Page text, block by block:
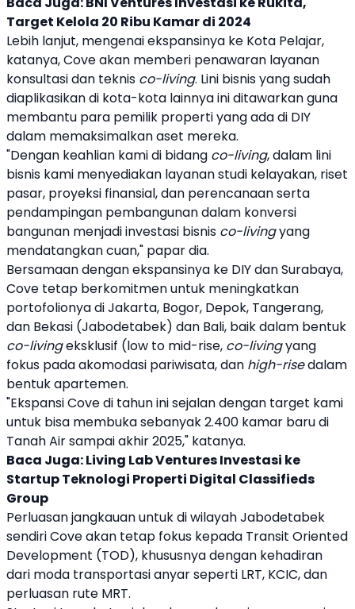
Target Kelola 20 Ribu Kamar di 2024
Lebih lanjut, mengenai ekspansinya ke Kota Pelajar,
katanya,Coveakan memberi penawaran layanan
konsultasi dan teknis co-living. Lini bisnis yang sudah
diaplikasikan di kota-kota lainnya ini ditawarkan guna
membantu para pemilik propertiyang ada di DIY
dalam memaksimalkan aset mereka.
"Dengan keahlian kami di bidang co-living, dalam lini
bisnis kami menyediakan layanan studi kelayakan, riset
pasar, proyeksi finansial, dan perencanaan serta
pendampingan pembangunan dalam konversi
bangunan menjadi investasi bisnis co-livingyang
mendatangkan cuan," papar dia.
Bersamaan dengan ekspansinya ke DIY danSurabaya,
Cove tetap berkomitmen untuk meningkatkan
portofolionya di Jakarta, Bogor, Depok, Tangerang,
dan Bekasi (Jabodetabek) dan Bali, baik dalam bentuk
co-livingeksklusif (low to mid-rise, co-livingyang
fokus pada akomodasi pariwisata, dan high-risedalam
bentuk apartemen.
"EkspansiCovedi tahun ini sejalan dengan target kami
untuk bisa membuka sebanyak 2.400 kamar baru di
Tanah Air sampai akhir 2025," katanya.
Baca Juga:Living Lab Ventures Investasi ke
Startup Teknologi Properti Digital Classifieds
Group
Perluasan jangkauan untuk di wilayah Jabodetabek
sendiriCoveakan tetap fokus kepada Transit Oriented
Development (TOD), khususnya dengan kehadiran
dari moda transportasi anyar seperti LRT, KCIC, dan
perluasan rute MRT.